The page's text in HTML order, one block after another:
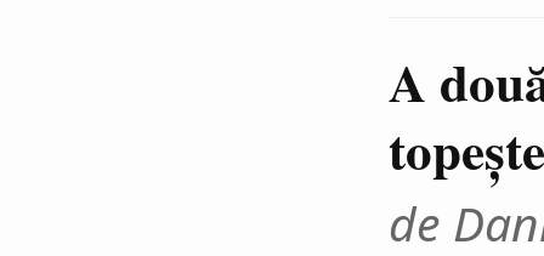
A
de